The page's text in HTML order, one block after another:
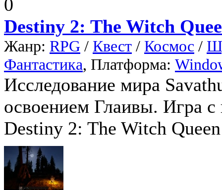
0
Destiny 2: The Witch
Жанр: RPG / Квест / Космос /
Фантастика, Платформа:
Исследование мира
освоением Глаивы. Игра с
Destiny 2: The Witch